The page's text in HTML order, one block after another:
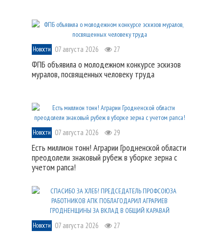
Новости 07 августа 2026 27
ФПБ объявила о молодежном конкурсе эскизов
муралов, посвященных человеку труда
Новости 07 августа 2026 29
Есть миллион тонн! Аграрии Гродненской области
преодолели знаковый рубеж в уборке зерна с
учетом рапса!
Новости 07 августа 2026 27